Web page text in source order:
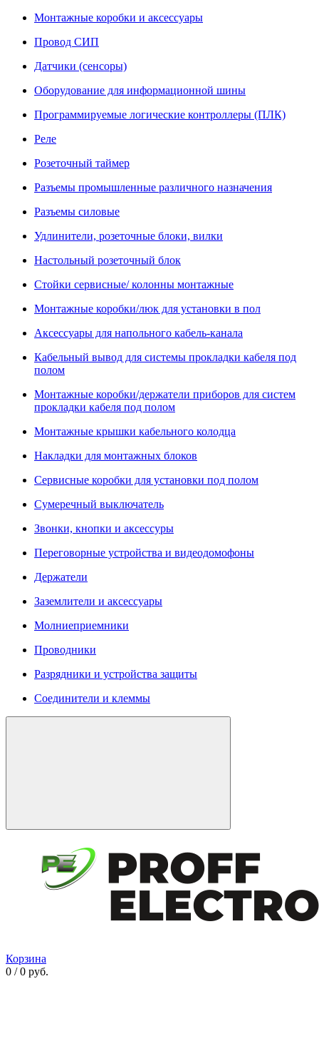
Монтажные коробки и аксессуары
Провод СИП
Датчики (сенсоры)
Оборудование для информационной шины
Программируемые логические контроллеры (ПЛК)
Реле
Розеточный таймер
Разъемы промышленные различного назначения
Разъемы силовые
Удлинители, розеточные блоки, вилки
Настольный розеточный блок
Стойки сервисные/ колонны монтажные
Монтажные коробки/люк для установки в пол
Аксессуары для напольного кабель-канала
Кабельный вывод для системы прокладки кабеля под
полом
Монтажные коробки/держатели приборов для систем
прокладки кабеля под полом
Монтажные крышки кабельного колодца
Накладки для монтажных блоков
Сервисные коробки для установки под полом
Сумеречный выключатель
Звонки, кнопки и аксессуры
Переговорные устройства и видеодомофоны
Держатели
Заземлители и аксессуары
Молниеприемники
Проводники
Разрядники и устройства защиты
Соединители и клеммы
Корзина
0 / 0 руб.